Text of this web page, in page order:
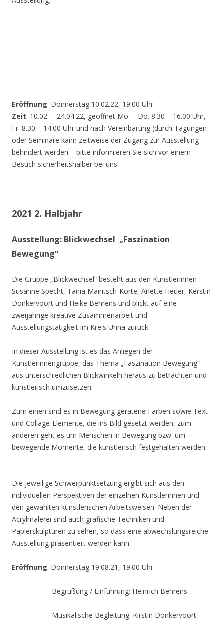
Eröffnung: Donnerstag 10.02.22, 19.00 Uhr
Zeit: 10.02. – 24.04.22, geöffnet Mo. – Do. 8.30 – 16.00 Uhr,
Fr. 8.30 – 14.00 Uhr und nach Vereinbarung (durch Tagungen
oder Seminare kann zeitweise der Zugang zur Ausstellung
behindert werden – bitte informieren Sie sich vor einem
Besuch sicherheitshalber bei uns!
2021 2. Halbjahr
Ausstellung: Blickwechsel „Faszination
Bewegung“
Die Gruppe „Blickwechsel“ besteht aus den Künstlerinnen
Susanne Specht, Tania Mairitsch-Korte, Anette Heuer, Kerstin
Donkervoort und Heike Behrens und blickt auf eine
zweijährige kreative Zusammenarbeit und
Ausstellungstätigkeit im Kreis Unna zurück.
In dieser Ausstellung ist es das Anliegen der
Künstlerinnengruppe, das Thema „Faszination Bewegung“
aus unterschiedlichen Blickwinkeln heraus zu betrachten und
künstlerisch umzusetzen.
Zum einen sind es in Bewegung geratene Farben sowie Text-
und Collage-Elemente, die ins Bild gesetzt werden, zum
anderen geht es um Menschen in Bewegung bzw. um
bewegende Momente, die künstlerisch festgehalten werden.
Die jeweilige Schwerpunktsetzung ergibt sich aus den
individuellen Perspektiven der einzelnen Künstlerinnen und
den gewählten künstlerischen Arbeitsweisen. Neben der
Acrylmalerei sind auch grafische Techniken und
Papierskulpturen zu sehen, so dass eine abwechslungsreiche
Ausstellung präsentiert werden kann.
Eröffnung: Donnerstag 19.08.21, 19.00 Uhr
Begrüßung / Einführung: Heinrich Behrens
Musikalische Begleitung: Kirstin Donkervoort